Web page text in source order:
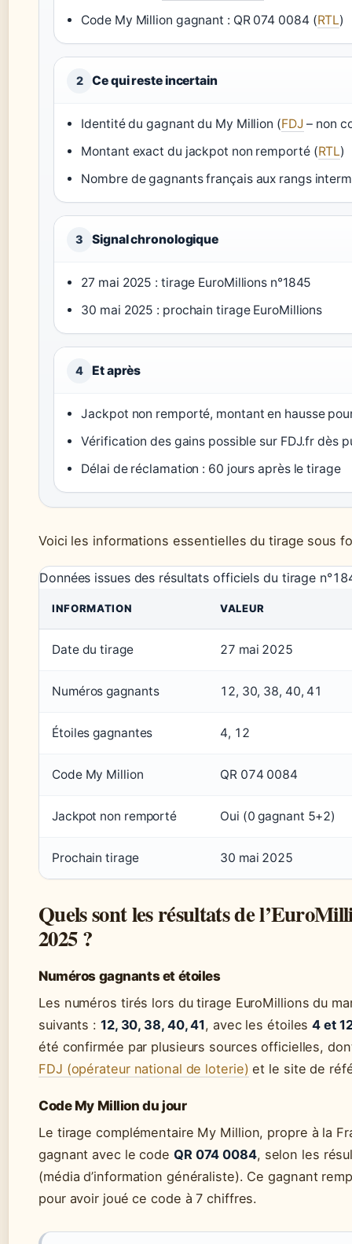
Code My Million gagnant : QR 074 0084 (RTL)
2 Ce qui reste incertain
Identité du gagnant du My Million (FDJ – non
Montant exact du jackpot non remporté (RTL)
Nombre de gagnants français aux rangs
3 Signal chronologique
27 mai 2025 : tirage EuroMillions n°1845
30 mai 2025 : prochain tirage EuroMillions
4 Et après
Jackpot non remporté, montant en hausse
Vérification des gains possible sur FDJ.fr dès
Délai de réclamation : 60 jours après le tirage
Voici les informations essentielles du tirage sous
Données issues des résultats officiels du tirage
INFORMATION VALEUR
Date du tirage 27 mai 2025
Numéros gagnants 12, 30, 38, 40, 41
Étoiles gagnantes 4, 12
Code My Million QR 074 0084
Jackpot non remporté Oui (0 gagnant 5+2)
Prochain tirage 30 mai 2025
Quels sont les résultats de
2025 ?
Numéros gagnants et étoiles
Les numéros tirés lors du tirage EuroMillions du
suivants : 12, 30, 38, 40, 41, avec les étoiles4 et
été confirmée par plusieurs sources officielles,
FDJ (opérateur national de loterie) et le site de
Code My Million du jour
Le tirage complémentaire My Million, propre à la
gagnant avec le code QR 074 0084, selon les
(média d’information généraliste). Ce gagnant
pour avoir joué ce code à 7 chiffres.